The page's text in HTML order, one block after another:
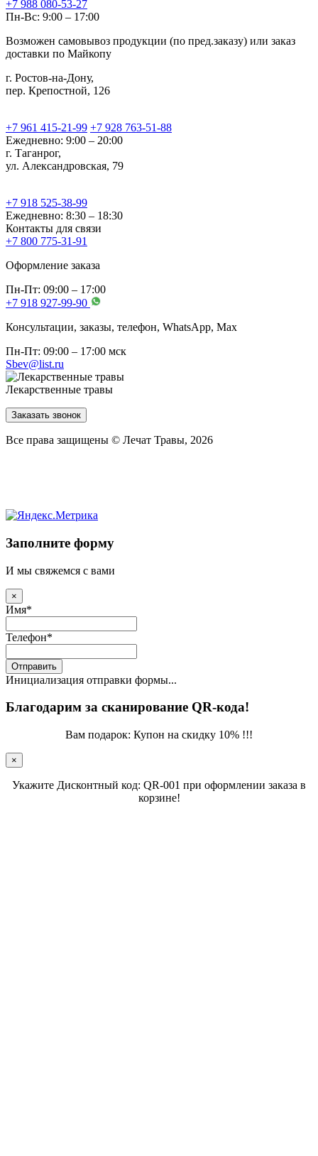
+7 988 080-53-27
Пн-Вс: 9:00 – 17:00
Возможен самовывоз продукции (по пред.заказу) или заказ
доставки по Майкопу
г. Ростов-на-Дону,
пер. Крепостной, 126
+7 961 415-21-99 +7 928 763-51-88
Ежедневно: 9:00 – 20:00
г. Таганрог,
ул. Александровская, 79
+7 918 525-38-99
Ежедневно: 8:30 – 18:30
Контакты для связи
+7 800 775-31-91
Оформление заказа
Пн-Пт: 09:00 – 17:00
+7 918 927-99-90
Консультации, заказы, телефон, WhatsApp, Мах
Пн-Пт: 09:00 – 17:00 мск
Sbev@list.ru
Лекарственные травы
Заказать звонок
Все права защищены © Лечат Травы, 2026
Заполните форму
И мы свяжемся с вами
×
Имя*
Телефон*
Отправить
Инициализация отправки формы...
Благодарим за сканирование QR-кода!
Вам подарок: Купон на скидку 10% !!!
×
Укажите Дисконтный код: QR-001 при оформлении заказа в
корзине!